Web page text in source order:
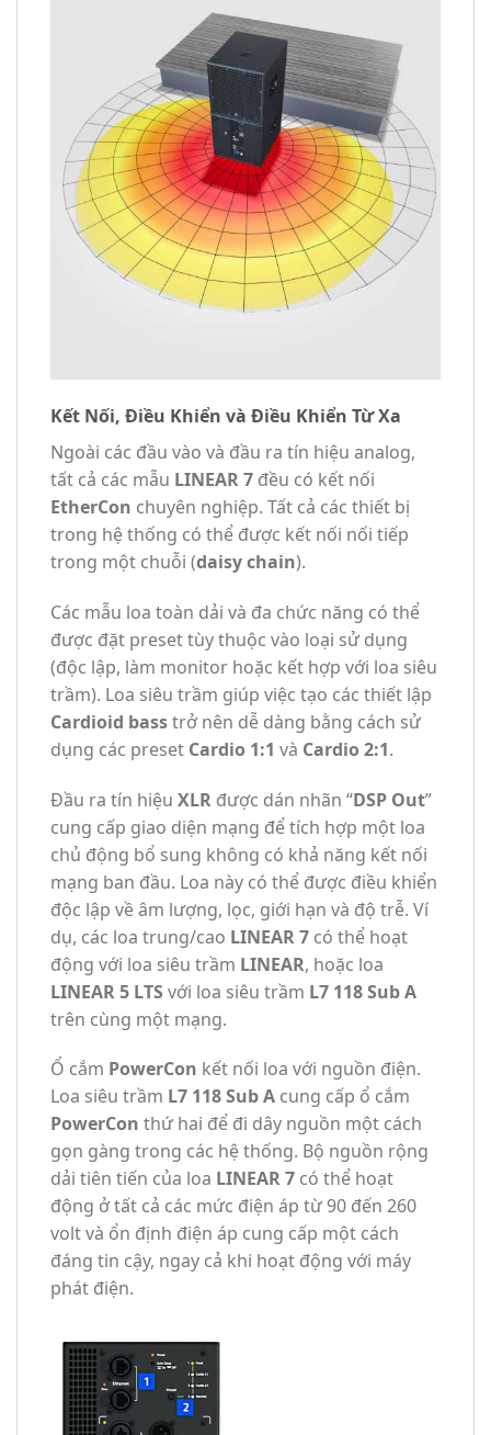
Kết Nối, Điều Khiển và Điều Khiển Từ Xa
Ngoài các đầu vào và đầu ra tín hiệu analog,
tất cả các mẫu LINEAR 7 đều có kết nối
EtherCon chuyên nghiệp. Tất cả các thiết bị
trong hệ thống có thể được kết nối nối tiếp
trong một chuỗi (daisy chain).
Các mẫu loa toàn dải và đa chức năng có thể
được đặt preset tùy thuộc vào loại sử dụng
(độc lập, làm monitor hoặc kết hợp với loa siêu
trầm). Loa siêu trầm giúp việc tạo các thiết lập
Cardioid basstrở nên dễ dàng bằng cách sử
dụng các preset Cardio 1:1 và Cardio 2:1.
Đầu ra tín hiệu XLR được dán nhãn “DSP Out”
cung cấp giao diện mạng để tích hợp một loa
chủ động bổ sung không có khả năng kết nối
mạng ban đầu. Loa này có thể được điều khiển
độc lập về âm lượng, lọc, giới hạn và độ trễ. Ví
dụ, các loa trung/cao LINEAR 7 có thể hoạt
động với loa siêu trầm LINEAR, hoặc loa
LINEAR 5 LTS với loa siêu trầm L7 118 Sub A
trên cùng một mạng.
Ổ cắm PowerCon kết nối loa với nguồn điện.
Loa siêu trầm L7 118 Sub A cung cấp ổ cắm
PowerCon thứ hai để đi dây nguồn một cách
gọn gàng trong các hệ thống. Bộ nguồn rộng
dải tiên tiến của loa LINEAR 7 có thể hoạt
động ở tất cả các mức điện áp từ 90 đến 260
volt và ổn định điện áp cung cấp một cách
đáng tin cậy, ngay cả khi hoạt động với máy
phát điện.